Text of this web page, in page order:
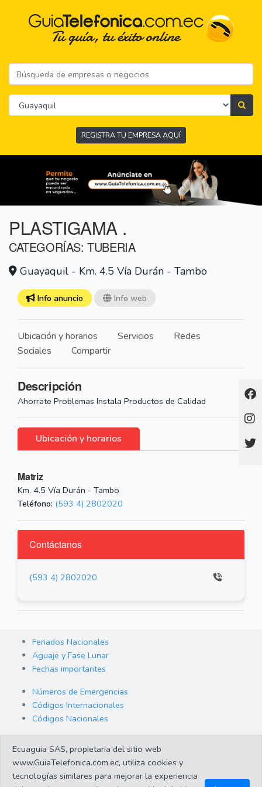
REGISTRA TU EMPRESA AQUÍ
PLASTIGAMA .
CATEGORÍAS: TUBERIA
Guayaquil - Km. 4.5 Vía Durán - Tambo
Info anuncio Info web
Ubicación y horarios Servicios
Redes
Sociales
Compartir
Descripción
Ahorrate Problemas Instala Productos de Calidad
Ubicación y horarios
Matriz
Km. 4.5 Vía Durán - Tambo
Teléfono: (593 4) 2802020
Contáctanos
(593 4) 2802020
Feriados Nacionales
Aguaje y Fase Lunar
Fechas importantes
Números de Emergencias
Códigos Internacionales
Códigos Nacionales
Cambio de Divisas
Enlaces de interes
Ecuaguia SAS, propietaria del sitio web
www.GuiaTelefonica.com.ec, utiliza cookies y
tecnologías similares para mejorar la experiencia